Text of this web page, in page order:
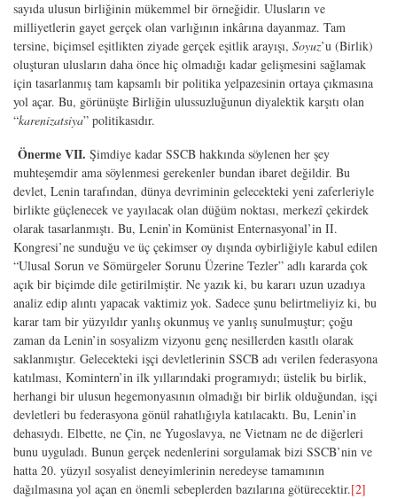
sayıda ulusun birliğinin mükemmel bir örneğidir. Ulusların ve
milliyetlerin gayet gerçek olan varlığının inkârına dayanmaz. Tam
tersine, biçimsel eşitlikten ziyade gerçek eşitlik arayışı, Soyuz’u (Birlik)
oluşturan ulusların daha önce hiç olmadığı kadar gelişmesini sağlamak
için tasarlanmış tam kapsamlı bir politika yelpazesinin ortaya çıkmasına
yol açar. Bu, görünüşte Birliğin ulussuzluğunun diyalektik karşıtı olan
“karenizatsiya” politikasıdır.
Önerme VII. Şimdiye kadar SSCB hakkında söylenen her şey
muhteşemdir ama söylenmesi gerekenler bundan ibaret değildir. Bu
devlet, Lenin tarafından, dünya devriminin gelecekteki yeni zaferleriyle
birlikte güçlenecek ve yayılacak olan düğüm noktası, merkezî çekirdek
olarak tasarlanmıştı. Bu, Lenin’in Komünist Enternasyonal’in II.
Kongresi’ne sunduğu ve üç çekimser oy dışında oybirliğiyle kabul edilen
“Ulusal Sorun ve Sömürgeler Sorunu Üzerine Tezler” adlı kararda çok
açık bir biçimde dile getirilmiştir. Ne yazık ki, bu kararı uzun uzadıya
analiz edip alıntı yapacak vaktimiz yok. Sadece şunu belirtmeliyiz ki, bu
karar tam bir yüzyıldır yanlış okunmuş ve yanlış sunulmuştur; çoğu
zaman da Lenin’in sosyalizm vizyonu genç nesillerden kasıtlı olarak
saklanmıştır. Gelecekteki işçi devletlerinin SSCB adı verilen federasyona
katılması, Komintern’in ilk yıllarındaki programıydı; üstelik bu birlik,
herhangi bir ulusun hegemonyasının olmadığı bir birlik olduğundan, işçi
devletleri bu federasyona gönül rahatlığıyla katılacaktı. Bu, Lenin’in
dehasıydı. Elbette, ne Çin, ne Yugoslavya, ne Vietnam ne de diğerleri
bunu uyguladı. Bunun gerçek nedenlerini sorgulamak bizi SSCB’nin ve
hatta 20. yüzyıl sosyalist deneyimlerinin neredeyse tamamının
dağılmasına yol açan en önemli sebeplerden bazılarına götürecektir.[2]